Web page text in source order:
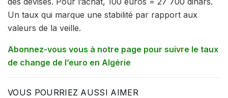
Un taux qui marque une stabilité par rapport aux
valeurs de la veille.
Abonnez-vous vous à notre page pour suivre le taux
de change de l’euro en Algérie
VOUS POURRIEZ AUSSI AIMER